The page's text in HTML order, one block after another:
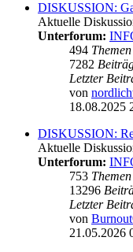
DISKUSSION:
Aktuelle
Unterforum:
494 Themen
7282
Letzter
von
18.08.2025
DISKUSSION:
Aktuelle
Unterforum:
753 Themen
13296
Letzter
von
21.05.2026